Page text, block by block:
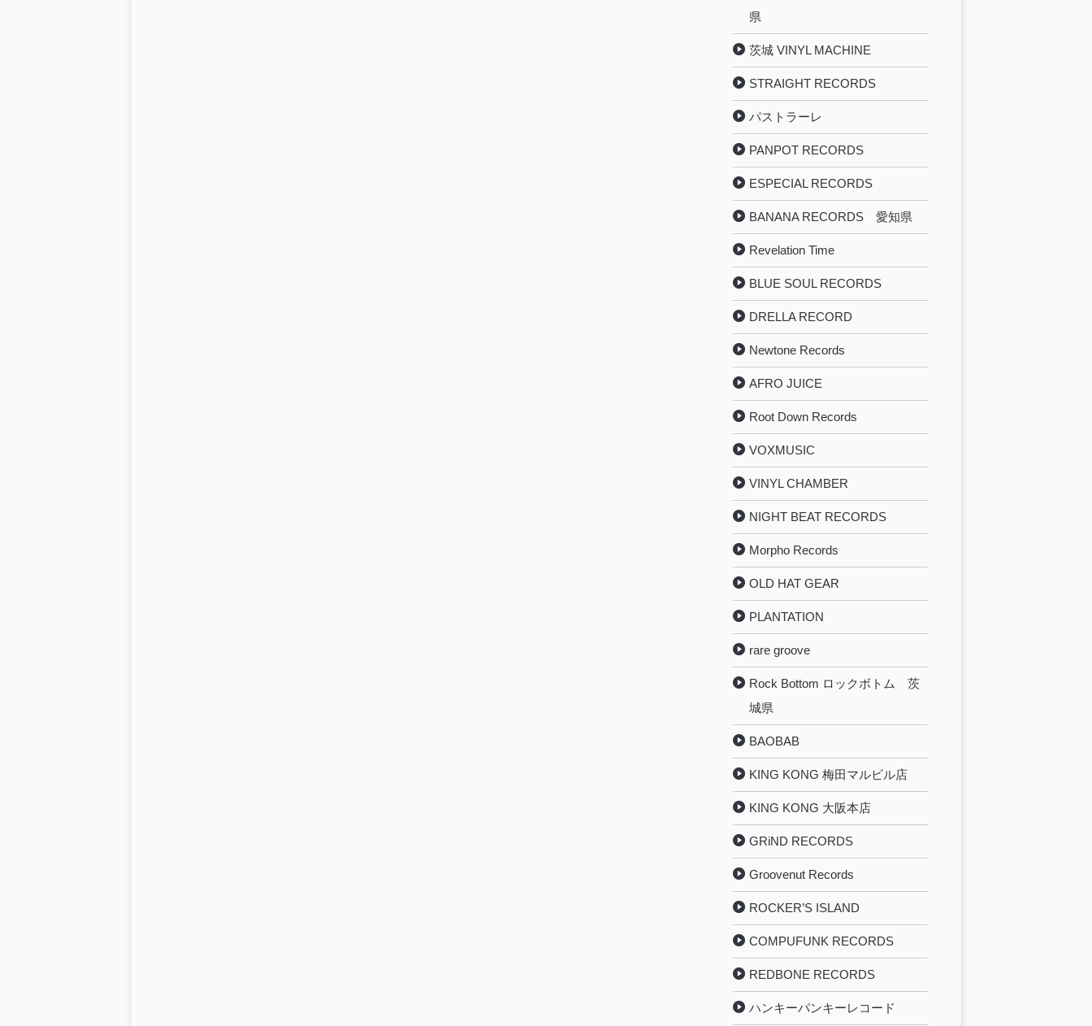
県
茨城 VINYL MACHINE
STRAIGHT RECORDS
パストラーレ
PANPOT RECORDS
ESPECIAL RECORDS
BANANA RECORDS 愛知県
Revelation Time
BLUE SOUL RECORDS
DRELLA RECORD
Newtone Records
AFRO JUICE
Root Down Records
VOXMUSIC
VINYL CHAMBER
NIGHT BEAT RECORDS
Morpho Records
OLD HAT GEAR
PLANTATION
rare groove
Rock Bottom ロックボトム 茨
城県
BAOBAB
KING KONG 梅田マルビル店
KING KONG 大阪本店
GRiND RECORDS
Groovenut Records
ROCKER’S ISLAND
COMPUFUNK RECORDS
REDBONE RECORDS
ハンキーパンキーレコード